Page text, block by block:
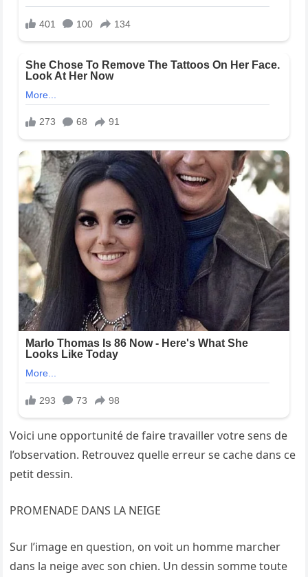
Voici une opportunité de faire travailler votre sens de
l’observation. Retrouvez quelle erreur se cache dans ce
petit dessin.
PROMENADE DANS LA NEIGE
Sur l’image en question, on voit un homme marcher
dans la neige avec son chien. Un dessin somme toute